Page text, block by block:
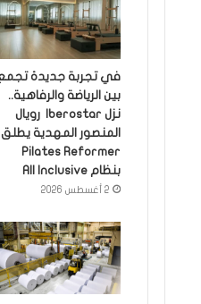
في تجربة جديدة
بين الرياضة والرفاهية..
نزل Iberostar رويال
المنصور المهدية يطلق
Pilates Reformer
بنظام All Inclusive
2 أغسطس 2026